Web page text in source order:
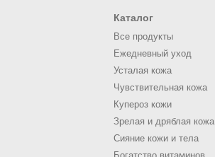
Каталог
Все продукты
Ежедневный уход
Усталая кожа
Чувствительная кожа
Купероз кожи
Зрелая и дряблая кожа
Сияние кожи и тела